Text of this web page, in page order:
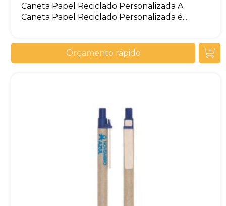
Caneta Papel Reciclado Personalizada A
Caneta Papel Reciclado Personalizada é...
Orçamento rápido